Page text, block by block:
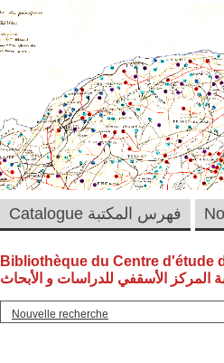
Bibliothèque du Centre d'étude
المركز الأسقفي للدراسات و الأبحاث
Nouvelle recherche
Catalogue فهرس المكتبة